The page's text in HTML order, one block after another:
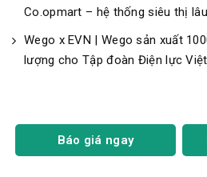
Co.opmart – hệ thống siêu thị
Wego x EVN | Wego sản xuất
lượng cho Tập đoàn Điện lực
Báo giá ngay